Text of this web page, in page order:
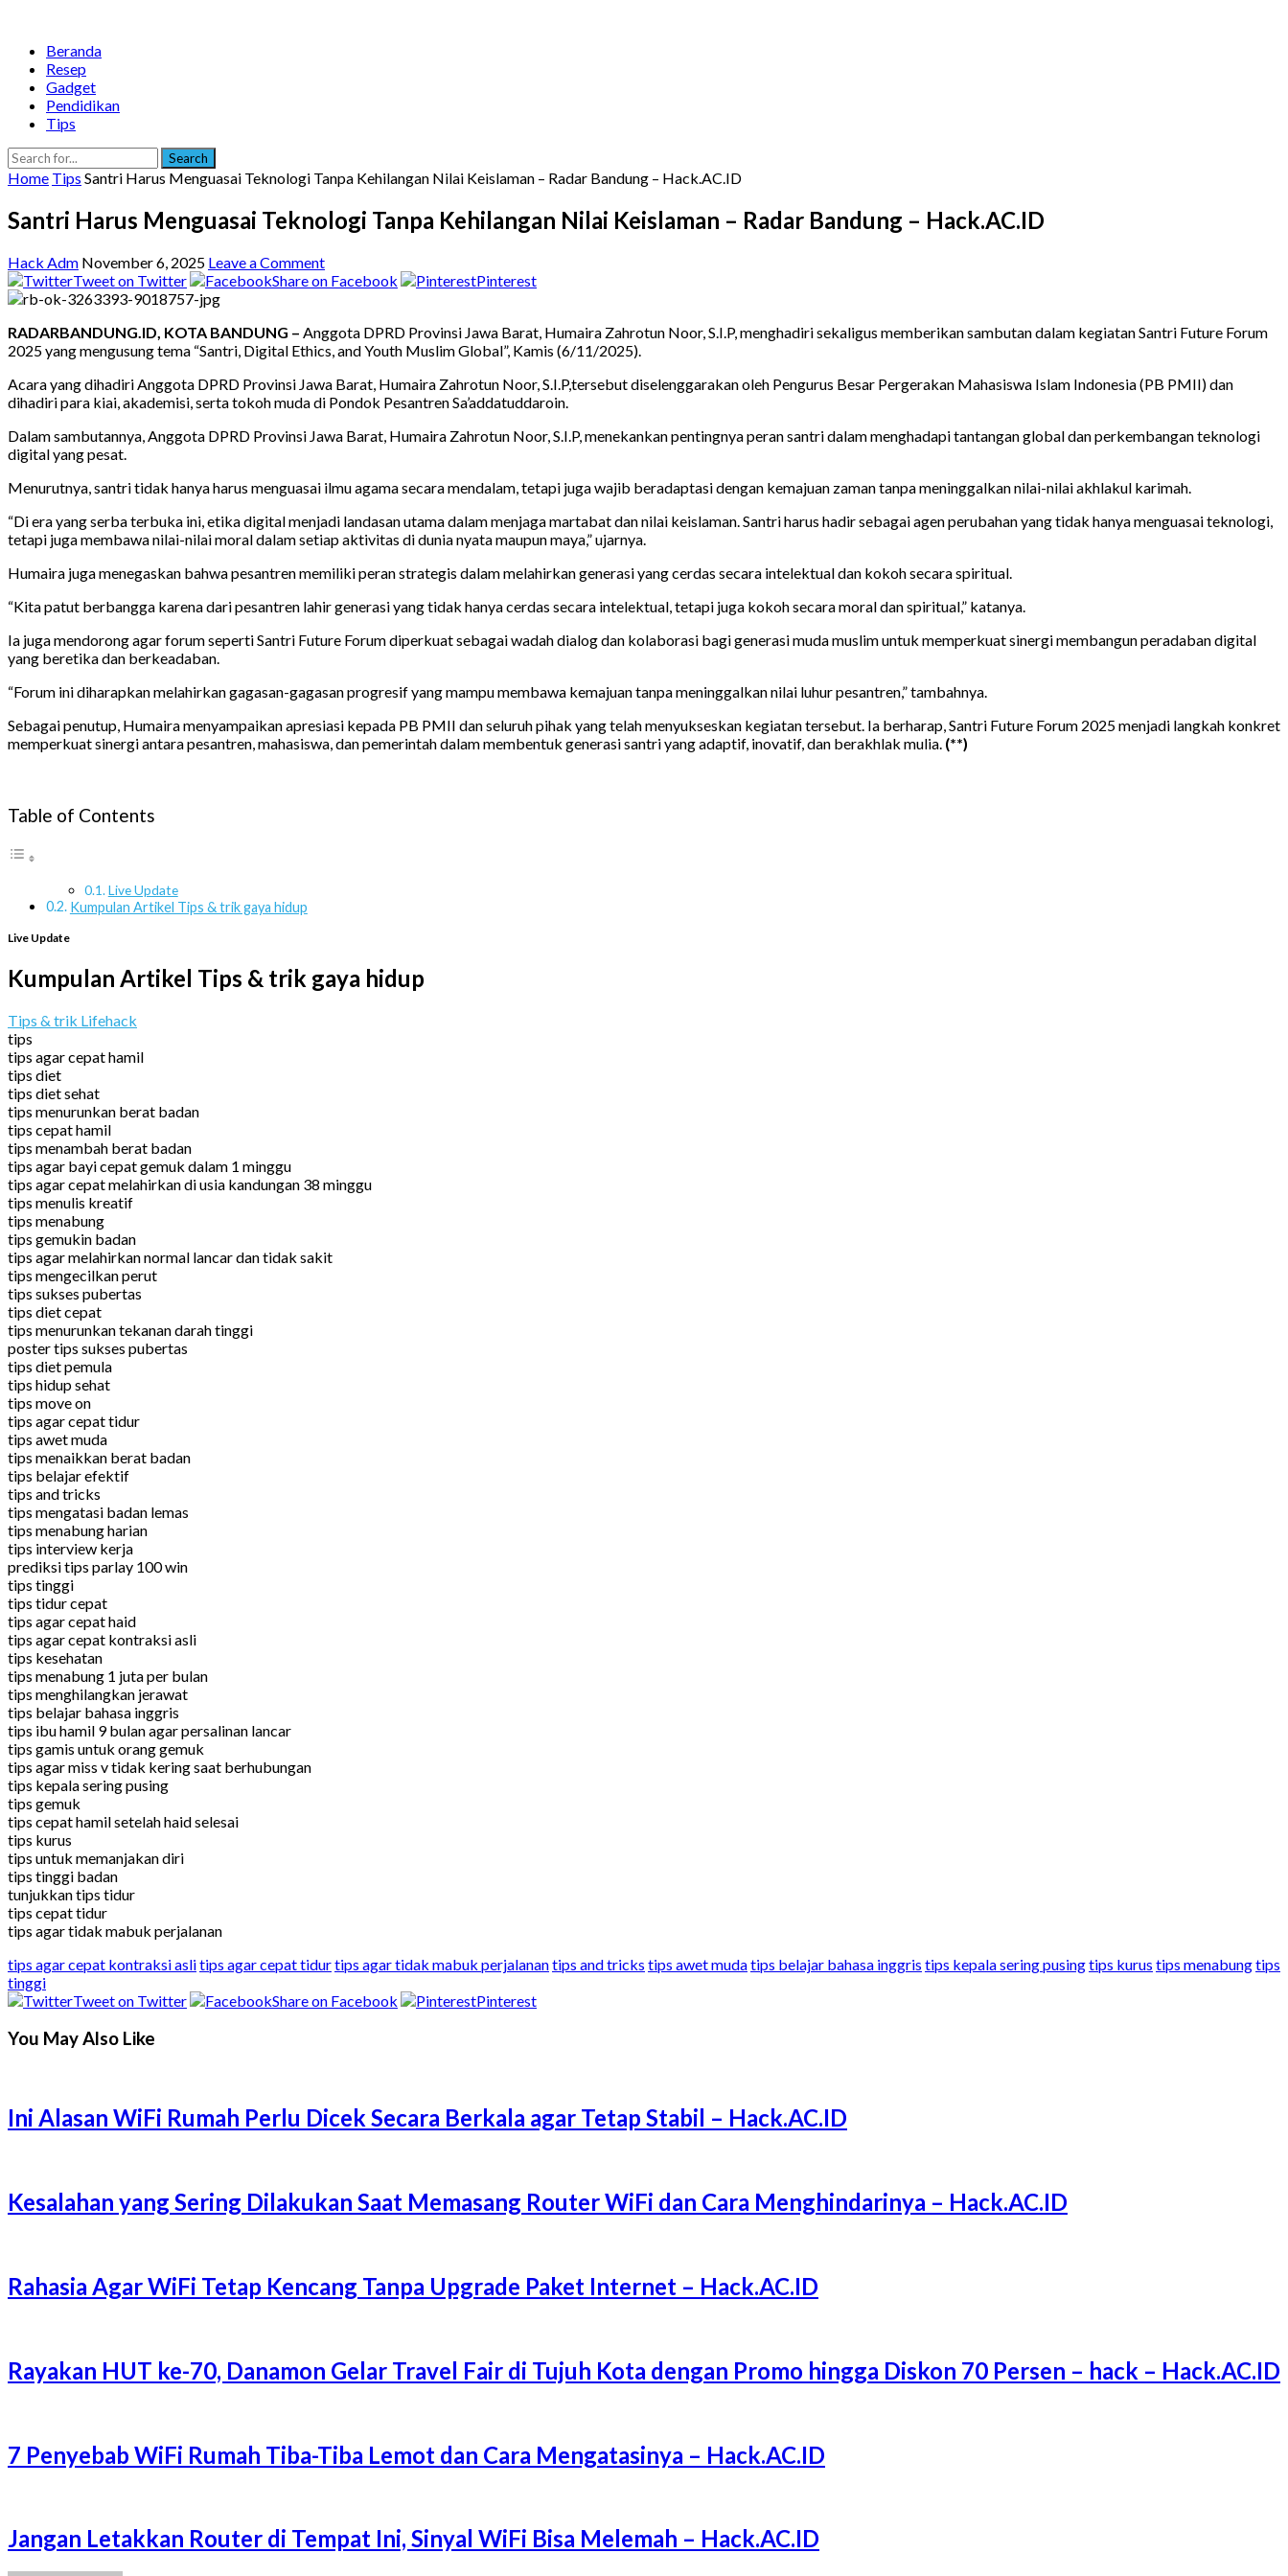
Beranda
Resep
Gadget
Pendidikan
Tips
Search
Home Tips Santri Harus Menguasai Teknologi Tanpa Kehilangan Nilai Keislaman – Radar Bandung – Hack.AC.ID
Santri Harus Menguasai Teknologi Tanpa Kehilangan Nilai Keislaman – Radar Bandung – Hack.AC.ID
Hack Adm November 6, 2025 Leave a Comment
Tweet on Twitter
Share on Facebook Pinterest
RADARBANDUNG.ID, KOTA BANDUNG – Anggota DPRD Provinsi Jawa Barat, Humaira Zahrotun Noor, S.I.P, menghadiri sekaligus memberikan sambutan dalam kegiatan Santri Future Forum
2025 yang mengusung tema “Santri, Digital Ethics, and Youth Muslim Global”, Kamis (6/11/2025).
Acara yang dihadiri Anggota DPRD Provinsi Jawa Barat, Humaira Zahrotun Noor, S.I.P,tersebut diselenggarakan oleh Pengurus Besar Pergerakan Mahasiswa Islam Indonesia (PB PMII) dan
dihadiri para kiai, akademisi, serta tokoh muda di Pondok Pesantren Sa’addatuddaroin.
Dalam sambutannya, Anggota DPRD Provinsi Jawa Barat, Humaira Zahrotun Noor, S.I.P, menekankan pentingnya peran santri dalam menghadapi tantangan global dan perkembangan teknologi
digital yang pesat.
Menurutnya, santri tidak hanya harus menguasai ilmu agama secara mendalam, tetapi juga wajib beradaptasi dengan kemajuan zaman tanpa meninggalkan nilai-nilai akhlakul karimah.
“Di era yang serba terbuka ini, etika digital menjadi landasan utama dalam menjaga martabat dan nilai keislaman. Santri harus hadir sebagai agen perubahan yang tidak hanya menguasai teknologi,
tetapi juga membawa nilai-nilai moral dalam setiap aktivitas di dunia nyata maupun maya,” ujarnya.
Humaira juga menegaskan bahwa pesantren memiliki peran strategis dalam melahirkan generasi yang cerdas secara intelektual dan kokoh secara spiritual.
“Kita patut berbangga karena dari pesantren lahir generasi yang tidak hanya cerdas secara intelektual, tetapi juga kokoh secara moral dan spiritual,” katanya.
Ia juga mendorong agar forum seperti Santri Future Forum diperkuat sebagai wadah dialog dan kolaborasi bagi generasi muda muslim untuk memperkuat sinergi membangun peradaban digital
yang beretika dan berkeadaban.
“Forum ini diharapkan melahirkan gagasan-gagasan progresif yang mampu membawa kemajuan tanpa meninggalkan nilai luhur pesantren,” tambahnya.
Sebagai penutup, Humaira menyampaikan apresiasi kepada PB PMII dan seluruh pihak yang telah menyukseskan kegiatan tersebut. Ia berharap, Santri Future Forum 2025 menjadi langkah konkret
memperkuat sinergi antara pesantren, mahasiswa, dan pemerintah dalam membentuk generasi santri yang adaptif, inovatif, dan berakhlak mulia. (**)
Table of Contents
Live Update
Kumpulan Artikel Tips & trik gaya hidup
Live Update
Kumpulan Artikel Tips & trik gaya hidup
Tips & trik Lifehack
tips
tips agar cepat hamil
tips diet
tips diet sehat
tips menurunkan berat badan
tips cepat hamil
tips menambah berat badan
tips agar bayi cepat gemuk dalam 1 minggu
tips agar cepat melahirkan di usia kandungan 38 minggu
tips menulis kreatif
tips menabung
tips gemukin badan
tips agar melahirkan normal lancar dan tidak sakit
tips mengecilkan perut
tips sukses pubertas
tips diet cepat
tips menurunkan tekanan darah tinggi
poster tips sukses pubertas
tips diet pemula
tips hidup sehat
tips move on
tips agar cepat tidur
tips awet muda
tips menaikkan berat badan
tips belajar efektif
tips and tricks
tips mengatasi badan lemas
tips menabung harian
tips interview kerja
prediksi tips parlay 100 win
tips tinggi
tips tidur cepat
tips agar cepat haid
tips agar cepat kontraksi asli
tips kesehatan
tips menabung 1 juta per bulan
tips menghilangkan jerawat
tips belajar bahasa inggris
tips ibu hamil 9 bulan agar persalinan lancar
tips gamis untuk orang gemuk
tips agar miss v tidak kering saat berhubungan
tips kepala sering pusing
tips gemuk
tips cepat hamil setelah haid selesai
tips kurus
tips untuk memanjakan diri
tips tinggi badan
tunjukkan tips tidur
tips cepat tidur
tips agar tidak mabuk perjalanan
tips agar cepat kontraksi aslitips agar cepat tidurtips agar tidak mabuk perjalanantips and tricks tips awet mudatips belajar bahasa inggris tips kepala sering pusingtips kurus tips menabungtips
tinggi
Tweet on Twitter
Share on Facebook Pinterest
You May Also Like
Ini Alasan WiFi Rumah Perlu Dicek Secara Berkala agar Tetap Stabil – Hack.AC.ID
Kesalahan yang Sering Dilakukan Saat Memasang Router WiFi dan Cara Menghindarinya – Hack.AC.ID
Rahasia Agar WiFi Tetap Kencang Tanpa Upgrade Paket Internet – Hack.AC.ID
Rayakan HUT ke-70, Danamon Gelar Travel Fair di Tujuh Kota dengan Promo hingga Diskon 70 Persen – hack – Hack.AC.ID
7 Penyebab WiFi Rumah Tiba-Tiba Lemot dan Cara Mengatasinya – Hack.AC.ID
Jangan Letakkan Router di Tempat Ini, Sinyal WiFi Bisa Melemah – Hack.AC.ID